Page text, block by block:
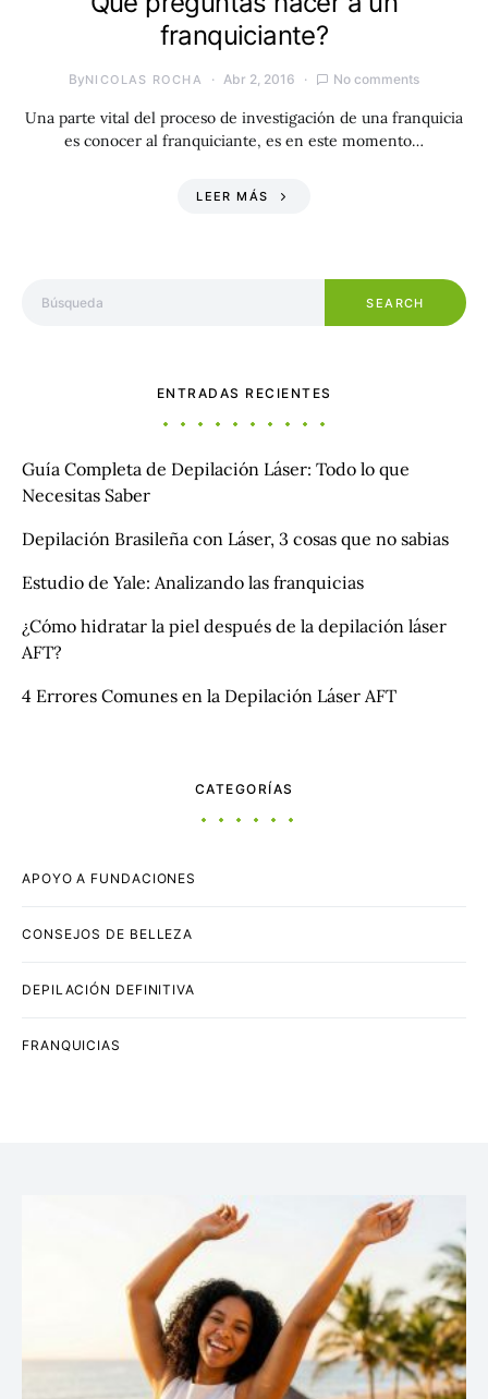
franquiciante?
ByNICOLAS ROCHA Abr 2, 2016 No comments
Una parte vital del proceso de investigación de una franquicia
es conocer al franquiciante, es en este momento…
LEER MÁS
SEARCH
ENTRADAS RECIENTES
Guía Completa de Depilación Láser: Todo lo que
Necesitas Saber
Depilación Brasileña con Láser, 3 cosas que no sabias
Estudio de Yale: Analizando las franquicias
¿Cómo hidratar la piel después de la depilación láser
AFT?
4 Errores Comunes en la Depilación Láser AFT
CATEGORÍAS
APOYO A FUNDACIONES
CONSEJOS DE BELLEZA
DEPILACIÓN DEFINITIVA
FRANQUICIAS